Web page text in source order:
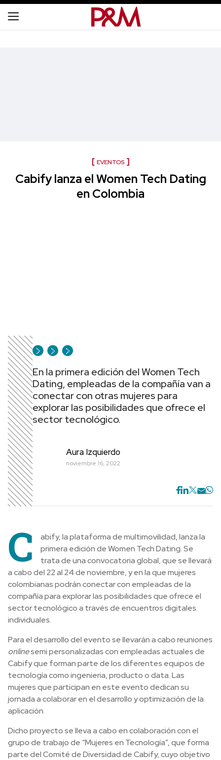
EVENTOS
Cabify lanza el Women Tech Dating
en Colombia
En la primera edición del Women Tech
Dating, empleadas de la compañía van a
conectar con otras mujeres para
explorar las posibilidades que ofrece el
sector tecnológico.
Aura Izquierdo
noviembre 16, 2022
C
abify, la plataforma de multimovilidad, lanza la
primera edición de Women Tech Dating. Se
trata de una convocatoria global, que se llevará
a cabo del 22 al 24 de noviembre, y en la que mujeres
colombianas podrán conectar con empleadas de la
compañía para explorar las posibilidades que ofrece el
sector tecnológico a través de encuentros digitales
individuales.
Para el desarrollo del evento se llevarán a cabo reuniones
onlinesemi personalizadas con empleadas actuales de
Cabify que forman parte de los diferentes equipos de
tecnología como ingenieria, producto o data. Las
mujeres que participan en este evento dedican su
jornada a colaborar en el desarrollo y optimización de la
aplicación.
Dicho proyecto se lleva a cabo en colaboración con el
grupo de trabajo de “Mujeres en Tecnología”, que forma
parte del Comité de Diversidad de Cabify, cuyo objetivo